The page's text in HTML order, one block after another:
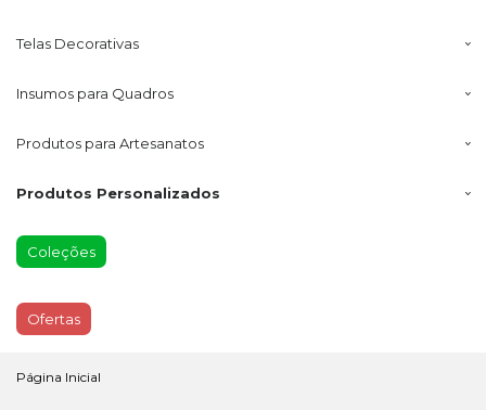
Telas Decorativas
Insumos para Quadros
Produtos para Artesanatos
Produtos Personalizados
Coleções
Ofertas
Página Inicial